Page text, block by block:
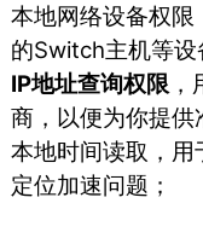
本地网络设备权
的Switch主机等设
IP地址查询权限
商，以便为你提供
本地时间读取，
定位加速问题；